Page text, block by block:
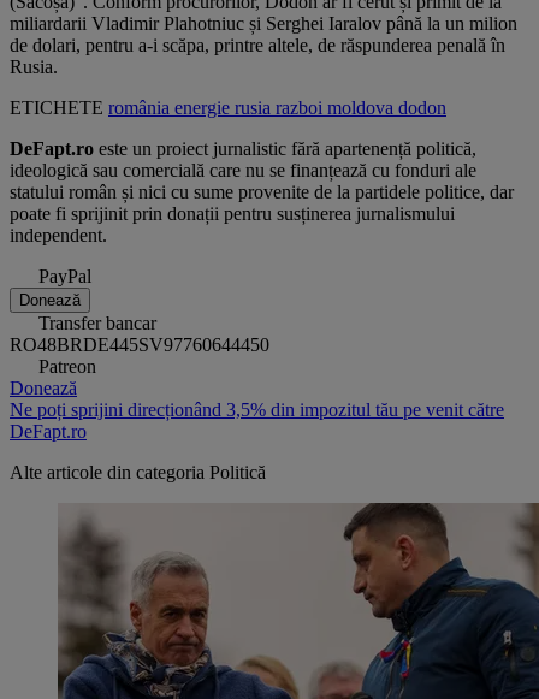
miliardarii Vladimir Plahotniuc și Serghei Iaralov până la un milion
de dolari, pentru a-i scăpa, printre altele, de răspunderea penală în
Rusia.
ETICHETE românia energie rusia razboi moldova dodon
DeFapt.ro este un proiect jurnalistic fără apartenență politică,
ideologică sau comercială care nu se finanțează cu fonduri ale
statului român și nici cu sume provenite de la partidele politice, dar
poate fi sprijinit prin donații pentru susținerea jurnalismului
independent.
PayPal
Donează
Transfer bancar
RO48BRDE445SV97760644450
Patreon
Donează
Ne poți sprijini direcționând 3,5% din impozitul tău pe venit către
DeFapt.ro
Alte articole din categoria Politică